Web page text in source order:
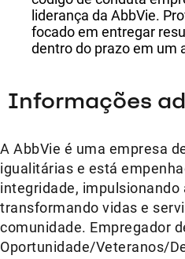
liderança da AbbVie.
focado em entregar
dentro do prazo em um
Informações
A AbbVie é uma empresa
igualitárias e está
integridade, impulsionando
transformando vidas e
comunidade. Empregador
Oportunidade/Veteranos/